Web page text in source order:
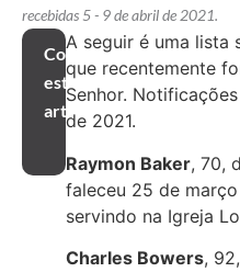
recebidas 5 - 9 de abril de 2021.
Compartilhar
este
artigo
A seguir é uma lista
que recentemente
Senhor.
de 2021.
Raymon Baker, 70,
faleceu 25 de
servindo na Igreja
Charles Bowers,